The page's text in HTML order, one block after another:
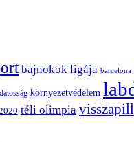
bajnokok ligája barcelona
környezetvédelem
téli olimpia